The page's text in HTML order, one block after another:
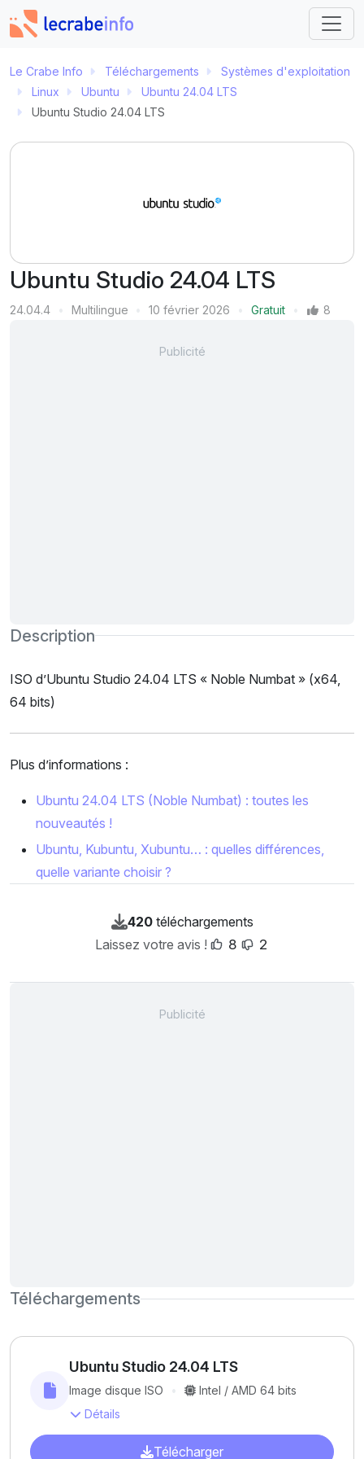
Le Crabe Info Téléchargements
Systèmes d'exploitation
Linux
Ubuntu
Ubuntu 24.04 LTS
Ubuntu Studio 24.04 LTS
Ubuntu Studio 24.04 LTS
Version
24.04.4
Multilingue
10 février 2026
Gratuit
8
Description
ISO d’Ubuntu Studio 24.04 LTS « Noble Numbat » (x64,
64 bits)
Plus d’informations :
Ubuntu 24.04 LTS (Noble Numbat) : toutes les
nouveautés !
Ubuntu, Kubuntu, Xubuntu… : quelles différences,
quelle variante choisir ?
420téléchargements
Laissez votre avis !
8 2
Téléchargements
Ubuntu Studio 24.04 LTS
Image disque ISO
Intel / AMD 64 bits
Détails
Télécharger